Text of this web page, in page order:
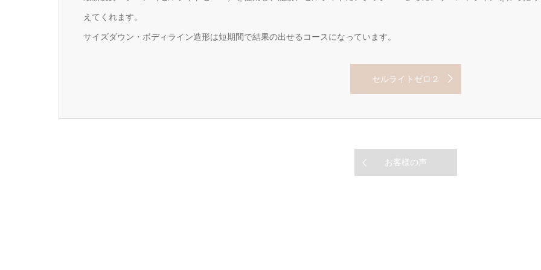
えてくれます。
サイズダウン・ボディライン造形は短期間で結果の出せるコースになっています。
セルライトゼロ２
お客様の声